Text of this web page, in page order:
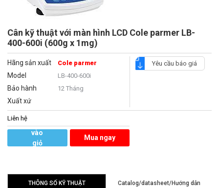
Cân kỹ thuật với màn hình LCD Cole parmer LB-
400-600i (600g x 1mg)
Hãng sản xuất Cole parmer
Model LB-400-600i
Bảo hành 12 Tháng
Xuất xứ
Yêu cầu báo giá
Liên hệ
vào
giỏ
Mua ngay
THÔNG SỐ KỸ THUẬT
Catalog/datasheet/Hướng dẫn